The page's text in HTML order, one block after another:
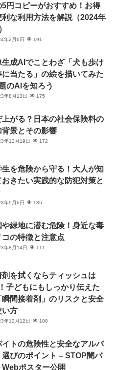
5円コピーがおすすめ！お得
利な利用方法を解説（2024年
年2月6日 191
生成AIでことわざ「犬も歩け
に当たる」の絵を描いてみた
のAIを知ろう
年8月13日 175
上がる？日本の社会保険料の
背景とその影響
年12月19日 172
生を危険から守る！大人が知
おきたい実践的な防犯対策と
年9月6日 135
や緑地に潜む危険！身近な毒
コの特徴と注意点
年8月14日 111
剤を拭くならティッシュは
子どもにもしっかり伝えた
瞬間接着剤」のリスクと安全
い方
年12月12日 108
イトの危険性と安全なアルバ
選びのポイント – STOP闇バ
Webポスター公開